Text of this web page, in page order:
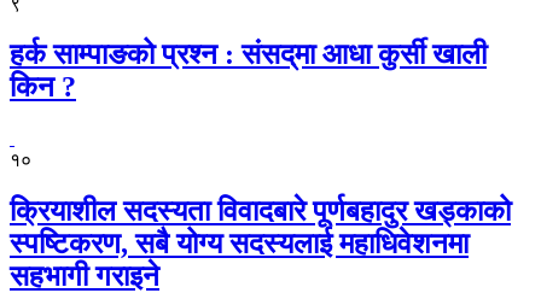
हर्क साम्पाङको प्रश्न : संसद्‌मा आधा कुर्सी खाली
किन ?
१०
क्रियाशील सदस्यता विवादबारे पूर्णबहादुर खड्काको
स्पष्टिकरण, सबै योग्य सदस्यलाई महाधिवेशनमा
सहभागी गराइने